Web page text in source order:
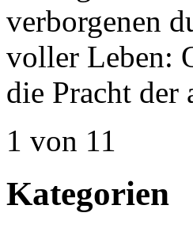
verborgenen
voller Leben:
die Pracht
1 von 11
Kategorien